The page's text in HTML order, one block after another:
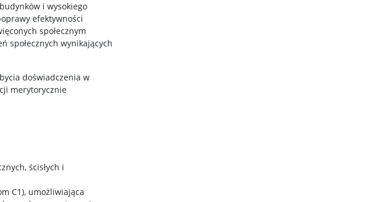
i wysokiego
efektywności
społecznym
społecznych wynikających
doświadczenia w
merytorycznie
ścisłych i
C1), umożliwiająca